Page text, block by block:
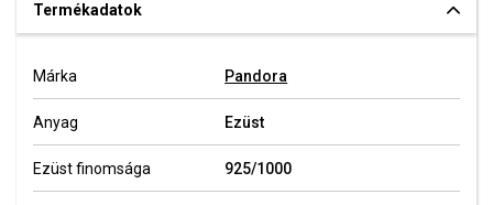
Termékadatok
Márka Pandora
Anyag Ezüst
Ezüst finomsága 925/1000